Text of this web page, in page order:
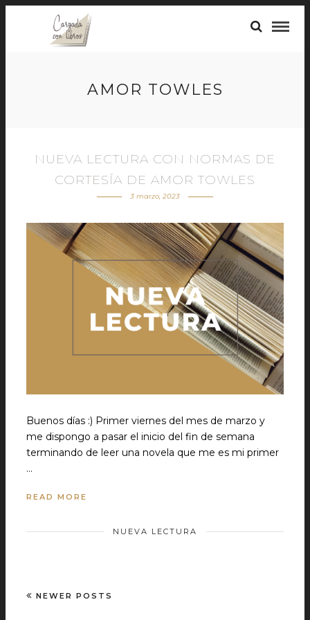
AMOR TOWLES
NUEVA LECTURA CON NORMAS DE
CORTESÍA DE AMOR TOWLES
3 marzo, 2023
Buenos días :) Primer viernes del mes de marzo y
me dispongo a pasar el inicio del fin de semana
terminando de leer una novela que me es mi primer
…
READ MORE
NUEVA LECTURA
NEWER POSTS